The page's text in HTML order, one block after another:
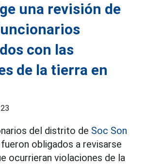
una revisión de
con las
de la tierra en
del distrito de Soc Son
obligados a revisarse
ocurrieran violaciones de la